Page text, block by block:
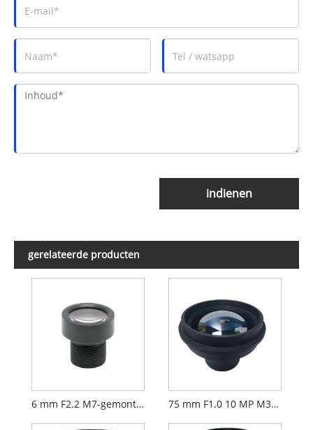
indienen
gerelateerde producten
6 mm F2.2 M7-gemonteerde CCTV-lens voor 1/2,9" beveiligingscamera's 75 mm F1.0 10 MP M34 17um lens Langegolf infrarood warmtebeeldlens